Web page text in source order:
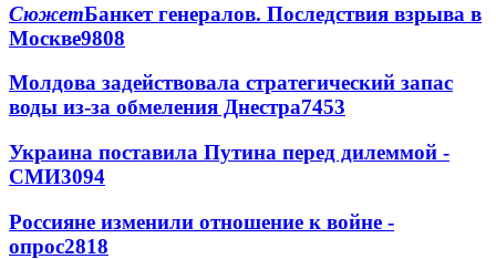
СюжетБанкет генералов. Последствия взрыва в
Москве9808
Молдова задействовала стратегический запас
воды из-за обмеления Днестра7453
Украина поставила Путина перед дилеммой -
СМИ3094
Россияне изменили отношение к войне -
опрос2818